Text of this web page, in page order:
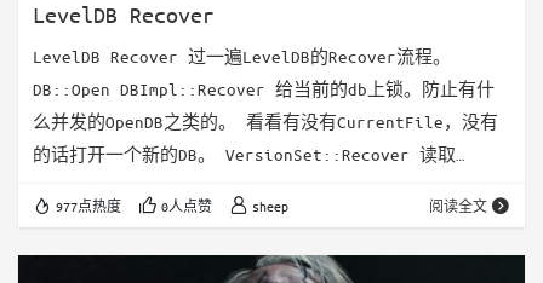
LevelDB Recover
LevelDB Recover 过一遍LevelDB的Recover流程。
DB::Open DBImpl::Recover 给当前的db上锁。防止有什
么并发的OpenDB之类的。 看看有没有CurrentFile，没有
的话打开一个新的DB。 VersionSet::Recover 读取
VersionEdit。 如果Manifest过大，或者是重新将
Manifest文件通过Append的方式打开的时候失败了，就会
977点热度 0人点赞 sheep 阅读全文